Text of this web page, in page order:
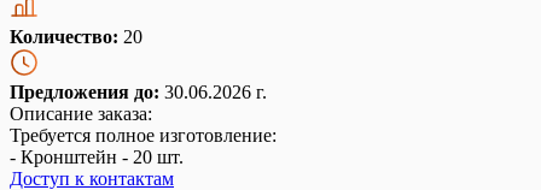
Количество: 20
Предложения до: 30.06.2026 г.
Описание заказа:
Требуется полное изготовление:
- Кронштейн - 20 шт.
Доступ к контактам